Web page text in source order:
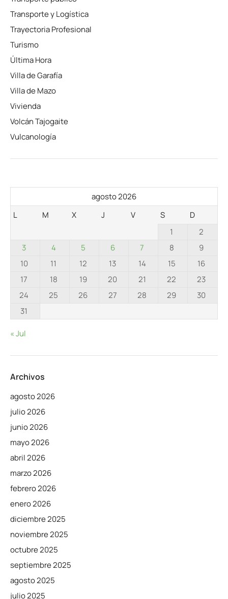
Transporte y Logística
Trayectoria Profesional
Turismo
Última Hora
Villa de Garafía
Villa de Mazo
Vivienda
Volcán Tajogaite
Vulcanología
agosto 2026
L
M X J V S
D
1
2
3
4 5 6 7 8
9
10
11 12 13 14 15
16
17
18 19 20 21 22
23
24
25 26 27 28 29
30
31
« Jul
Archivos
agosto 2026
julio 2026
junio 2026
mayo 2026
abril 2026
marzo 2026
febrero 2026
enero 2026
diciembre 2025
noviembre 2025
octubre 2025
septiembre 2025
agosto 2025
julio 2025